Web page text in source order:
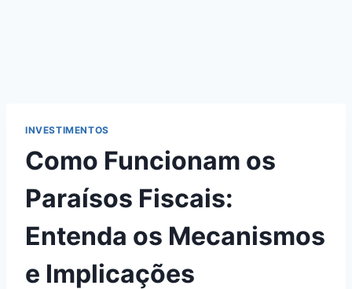
INVESTIMENTOS
Como Funcionam os
Paraísos Fiscais:
Entenda os Mecanismos
e Implicações